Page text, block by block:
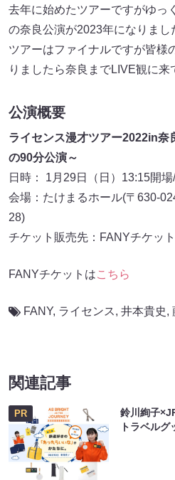
去年に始めたツアーですがゆっ
の奈良公演が2023年になりまし
ツアーはファイナルですが皆様
りましたら奈良までLIVE観に来
公演概要
ライセンス漫才ツアー2022in奈
の90分公演～
日時： 1月29日（日）13:15開
会場：たけまるホール(〒630-
28)
チケット販売先：FANYチケット
FANYチケットはこちら
FANY, ライセンス, 井本貴史,
関連記事
PR
鈴川絢子
トラベル